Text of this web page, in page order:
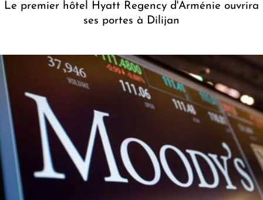
Le premier hôtel Hyatt Regency d'Arménie ouvrira
ses portes à Dilijan